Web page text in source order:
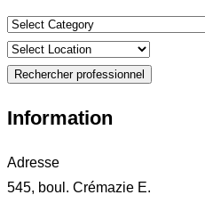
Rechercher professionnel
Information
Adresse
545, boul. Crémazie E.